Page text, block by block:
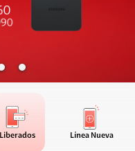
Liberados Línea Nueva